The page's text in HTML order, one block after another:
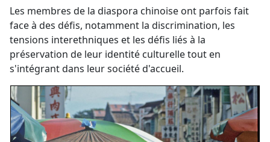
Les membres de la diaspora chinoise ont parfois fait
face à des défis, notamment la discrimination, les
tensions interethniques et les défis liés à la
préservation de leur identité culturelle tout en
s'intégrant dans leur société d'accueil.